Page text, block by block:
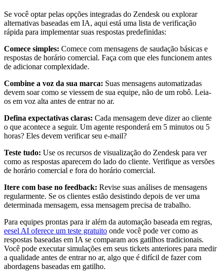
Se você optar pelas opções integradas do Zendesk ou explorar
alternativas baseadas em IA, aqui está uma lista de verificação
rápida para implementar suas respostas predefinidas:
Comece simples: Comece com mensagens de saudação básicas e
respostas de horário comercial. Faça com que eles funcionem antes
de adicionar complexidade.
Combine a voz da sua marca: Suas mensagens automatizadas
devem soar como se viessem de sua equipe, não de um robô. Leia-
os em voz alta antes de entrar no ar.
Defina expectativas claras: Cada mensagem deve dizer ao cliente
o que acontece a seguir. Um agente responderá em 5 minutos ou 5
horas? Eles devem verificar seu e-mail?
Teste tudo: Use os recursos de visualização do Zendesk para ver
como as respostas aparecem do lado do cliente. Verifique as versões
de horário comercial e fora do horário comercial.
Itere com base no feedback: Revise suas análises de mensagens
regularmente. Se os clientes estão desistindo depois de ver uma
determinada mensagem, essa mensagem precisa de trabalho.
Para equipes prontas para ir além da automação baseada em regras,
eesel AI oferece um teste gratuito onde você pode ver como as
respostas baseadas em IA se comparam aos gatilhos tradicionais.
Você pode executar simulações em seus tickets anteriores para medir
a qualidade antes de entrar no ar, algo que é difícil de fazer com
abordagens baseadas em gatilho.